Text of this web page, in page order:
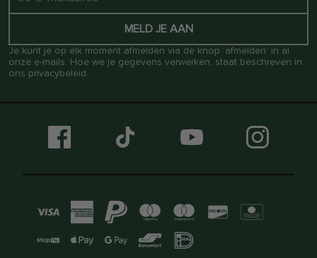
MELD JE AAN
Je kunt je op elk moment afmelden via de knop ‘afmelden’ in al
onze e-mails. Hoe we je gegevens verwerken, staat beschreven in
ons privacybeleid.